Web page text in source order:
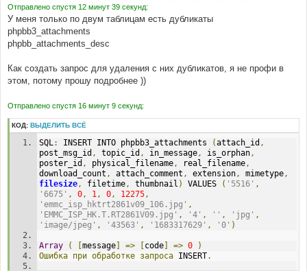
н
и
е
Отправлено спустя 12 минут 39 секунд:
У меня только по двум таблицам есть дубликаты
phpbb3_attachments
phpbb_attachments_desc
Как создать запрос для удаления с них дубликатов, я не профи в
этом, потому прошу подробнее ))
Отправлено спустя 16 минут 9 секунд:
КОД: ВЫДЕЛИТЬ ВСЁ
SQL: INSERT INTO phpbb3_attachments (attach_id ,
post_msg_id , topic_id , in_message, is_orphan,
poster_id , physical_filename, real_filename,
download_count , attach_comment , extension, mimetype,
filesize, filetime, thumbnail ) VALUES ( '5516' ,
'6675' , 0, 1, 0, 12275,
'emmc_isp_hktrt2861v09_106.jpg' ,
'EMMC_ISP_HK.T.RT2861V09.jpg' , '4' , '' , 'jpg' ,
'image/jpeg' , '43563' , '1683317629' , '0' )
Array ( [message => code => 0
)
Ошибка при обработке запроса INSERT.